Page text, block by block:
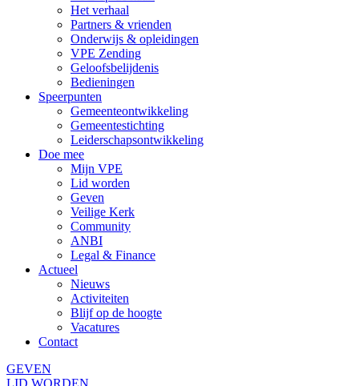
Het verhaal
Partners & vrienden
Onderwijs & opleidingen
VPE Zending
Geloofsbelijdenis
Bedieningen
Speerpunten
Gemeenteontwikkeling
Gemeentestichting
Leiderschapsontwikkeling
Doe mee
Mijn VPE
Lid worden
Geven
Veilige Kerk
Community
ANBI
Legal & Finance
Actueel
Nieuws
Activiteiten
Blijf op de hoogte
Vacatures
Contact
GEVEN
LID WORDEN